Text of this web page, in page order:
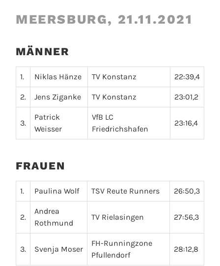
MEERSBURG, 21.11.2021
MÄNNER
1. Niklas Hänze TV Konstanz 22:39,4
2. Jens Ziganke TV Konstanz 23:01,2
3.
Patrick
Weisser
VfB LC
Friedrichshafen
23:16,4
FRAUEN
1. Paulina Wolf TSV Reute Runners 26:50,3
2.
Andrea
Rothmund
TV Rielasingen 27:56,3
3. Svenja Moser
FH-Runningzone
Pfullendorf
28:12,8